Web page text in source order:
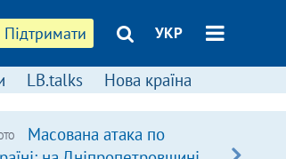
Підтримати УКР
LB.talks Нова країна
Масована атака по